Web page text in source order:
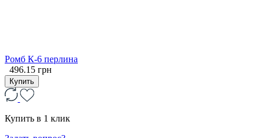
Ромб К-6 перлина
496.15 грн
Купить
Купить в 1 клик